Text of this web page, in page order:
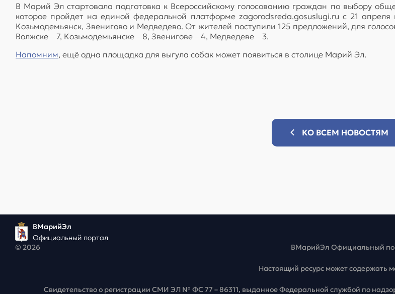
В Марий Эл стартовала подготовка к Всероссийскому голосованию граждан по выбору
которое пройдет на единой федеральной платформе zagorodsreda.gosuslugi.ru с 21
Козьмодемьянск, Звенигово и Медведево. От жителей поступили 125 предложений, для
Волжске – 7, Козьмодемьянске – 8, Звенигове – 4, Медведеве – 3.
Напомним, ещё одна площадка для выгула собак может появиться в столице Марий Эл.
КО ВСЕМ НОВОСТЯМ
ВМарийЭл
Официальный портал
© 2026
ВМарийЭл Официальный
Настоящий ресурс может содержать
Свидетельство о регистрации СМИ ЭЛ № ФС 77 – 86311, выданное Федеральной службой по